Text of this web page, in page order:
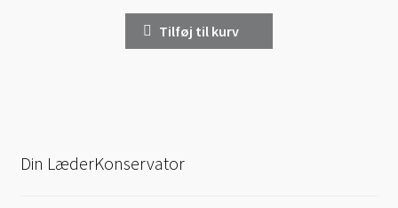
Tilføj til kurv
Din LæderKonservator